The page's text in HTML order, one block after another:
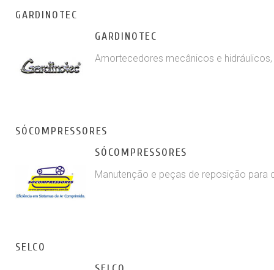
GARDINOTEC
GARDINOTEC
Amortecedores mecânicos e
SÓCOMPRESSORES
SÓCOMPRESSORES
Manutenção e peças de reposição para
SELCO